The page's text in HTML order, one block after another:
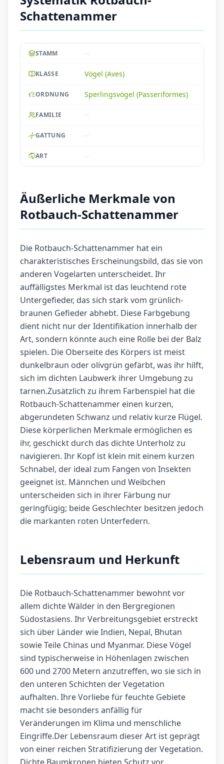
Schattenammer
STAMM --
KLASSE Vögel (Aves)
ORDNUNG Sperlingsvögel (Passeriformes)
FAMILIE --
GATTUNG --
ART --
Äußerliche Merkmale von
Rotbauch-Schattenammer
Die Rotbauch-Schattenammer hat ein
charakteristisches Erscheinungsbild, das sie von
anderen Vogelarten unterscheidet. Ihr
auffälligstes Merkmal ist das leuchtend rote
Untergefieder, das sich stark vom grünlich-
braunen Gefieder abhebt. Diese Farbgebung
dient nicht nur der Identifikation innerhalb der
Art, sondern könnte auch eine Rolle bei der Balz
spielen. Die Oberseite des Körpers ist meist
dunkelbraun oder olivgrün gefärbt, was ihr hilft,
sich im dichten Laubwerk ihrer Umgebung zu
tarnen.Zusätzlich zu ihrem Farbenspiel hat die
Rotbauch-Schattenammer einen kurzen,
abgerundeten Schwanz und relativ kurze Flügel.
Diese körperlichen Merkmale ermöglichen es
ihr, geschickt durch das dichte Unterholz zu
navigieren. Ihr Kopf ist klein mit einem kurzen
Schnabel, der ideal zum Fangen von Insekten
geeignet ist. Männchen und Weibchen
unterscheiden sich in ihrer Färbung nur
geringfügig; beide Geschlechter besitzen jedoch
die markanten roten Unterfedern.
Lebensraum und Herkunft
Die Rotbauch-Schattenammer bewohnt vor
allem dichte Wälder in den Bergregionen
Südostasiens. Ihr Verbreitungsgebiet erstreckt
sich über Länder wie Indien, Nepal, Bhutan
sowie Teile Chinas und Myanmar. Diese Vögel
sind typischerweise in Höhenlagen zwischen
600 und 2700 Metern anzutreffen, wo sie sich in
den unteren Schichten der Vegetation
aufhalten. Ihre Vorliebe für feuchte Gebiete
macht sie besonders anfällig für
Veränderungen im Klima und menschliche
Eingriffe.Der Lebensraum dieser Art ist geprägt
von einer reichen Stratifizierung der Vegetation.